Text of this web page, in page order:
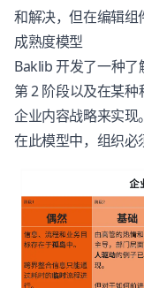
和解决，但在编辑组
成熟度模型
Baklib 开发了一种了
第 2 阶段以及在某
企业内容战略来实现
在此模型中，组织必